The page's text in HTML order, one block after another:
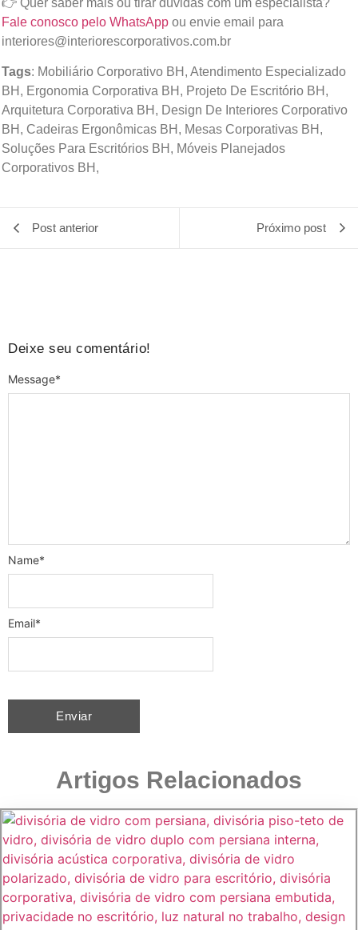
Fale conosco pelo WhatsApp ou envie email para
interiores@interiorescorporativos.com.br
Tags: Mobiliário Corporativo BH, Atendimento Especializado
BH, Ergonomia Corporativa BH, Projeto De Escritório BH,
Arquitetura Corporativa BH, Design De Interiores Corporativo
BH, Cadeiras Ergonômicas BH, Mesas Corporativas BH,
Soluções Para Escritórios BH, Móveis Planejados
Corporativos BH,
Post anterior Próximo post
Deixe seu comentário!
Message*
Name*
Email*
Artigos Relacionados